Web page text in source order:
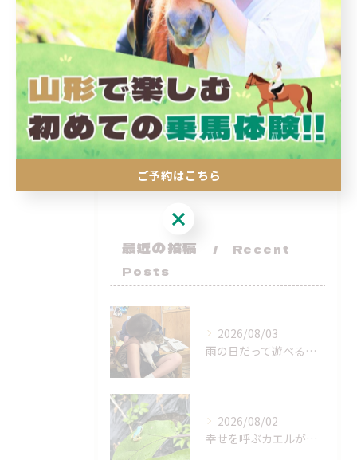
全てのカテゴリー
初めて
子ども
エサやり
引き馬
外乗
最近の投稿
Recent
Posts
2026/08/03
雨の日だって遊べるよー！
2026/08/02
幸せを呼ぶカエルが来てくれた！
ご予約はこちら
ご予約はこちら